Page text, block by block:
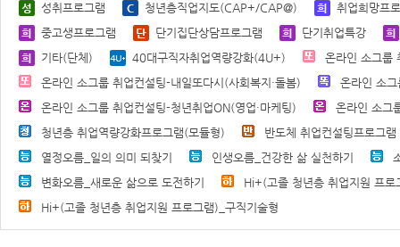
성취프로그램 청년층직업지도(CAP+/CAP@)
취업희망프
중고생프로그램
단기집단상담프로그램
단기취업특강
기타(단체)
40대구직자취업역량강화(4U+)
온라인 소그룹
온라인 소그룹 취업컨설팅-내일또다시(사회복지·돌봄)
온라인 소
온라인 소그룹 취업컨설팅-청년취업ON(영업·마케팅)
온라인 소그
청년층 취업역량강화프로그램(모듈형)
반도체 취업컨설팅프로그램
열정오름_일의 의미 되찾기
인생오름_건강한 삶 실천하기
변화오름_새로운 삶으로 도전하기
Hi+(고졸 청년층 취업지원 프로
Hi+(고졸 청년층 취업지원 프로그램)_구직기술형